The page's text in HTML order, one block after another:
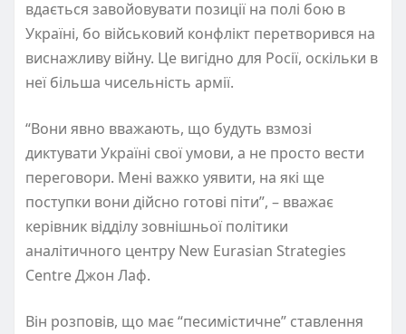
вдається завойовувати позиції на полі бою в
Україні, бо військовий конфлікт перетворився на
виснажливу війну. Це вигідно для Росії, оскільки в
неї більша чисельність армії.
“Вони явно вважають, що будуть взмозі
диктувати Україні свої умови, а не просто вести
переговори. Мені важко уявити, на які ще
поступки вони дійсно готові піти”, – вважає
керівник відділу зовнішньої політики
аналітичного центру New Eurasian Strategies
Centre Джон Лаф.
Він розповів, що має “песимістичне” ставлення